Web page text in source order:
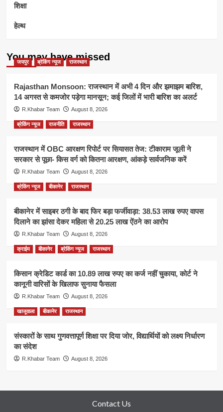
शिक्षा
हेल्थ
You may have missed
जयपुर ब्रेकिंग न्यूज राजस्थान
Rajasthan Monsoon: राजस्थान में अभी 4 दिन और झमाझम बारिश,
14 अगस्त से कमजोर पड़ेगा मानसून; कई जिलों में भारी बारिश का अलर्ट
R.Khabar Team August 8, 2026
ब्रेकिंग न्यूज राजनीति राजस्थान
राजस्थान में OBC आरक्षण रिपोर्ट पर सियासत तेज: टीकाराम जूली ने
सरकार से पूछा- किस वर्ग को कितना आरक्षण, आंकड़े सार्वजनिक करें
R.Khabar Team August 8, 2026
ब्रेकिंग न्यूज बीकानेर राजस्थान
बीकानेर में साइबर ठगी के बाद फिर बड़ा फर्जीवाड़ा: 38.53 लाख रुपए वापस
दिलाने का झांसा देकर महिला से 20.25 लाख ऐंठने का आरोप
R.Khabar Team August 8, 2026
क्राईम बीकानेर ब्रेकिंग न्यूज राजस्थान
किसान क्रेडिट कार्ड का 10.89 लाख रुपए का कर्ज नहीं चुकाया, कोर्ट ने
कानूनी वारिसों के खिलाफ सुनाया फैसला
R.Khabar Team August 8, 2026
खाजूवाला बीकानेर राजस्थान
संस्कारों के साथ गुणवत्तापूर्ण शिक्षा पर दिया जोर, विद्यार्थियों को लक्ष्य निर्धारण
का संदेश
R.Khabar Team August 8, 2026
Contact Us